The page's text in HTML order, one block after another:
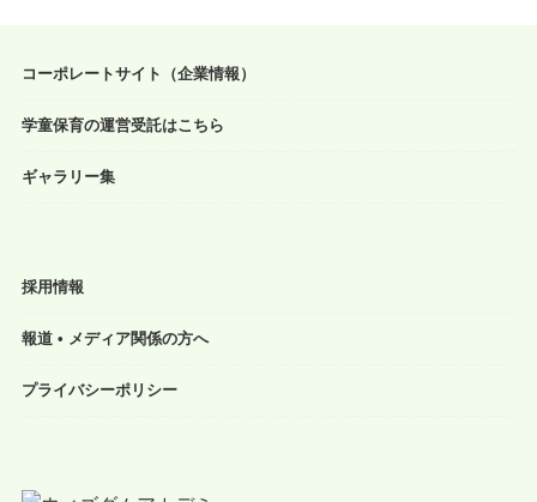
コーポレートサイト（企業情報）
学童保育の運営受託はこちら
ギャラリー集
採用情報
報道 • メディア関係の方へ
プライバシーポリシー